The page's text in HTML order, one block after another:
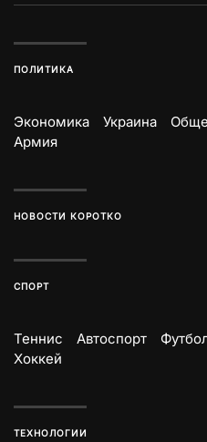
ПОЛИТИКА
Экономика Украина
Армия
НОВОСТИ КОРОТКО
СПОРТ
Теннис Автоспорт
Хоккей
ТЕХНОЛОГИИ